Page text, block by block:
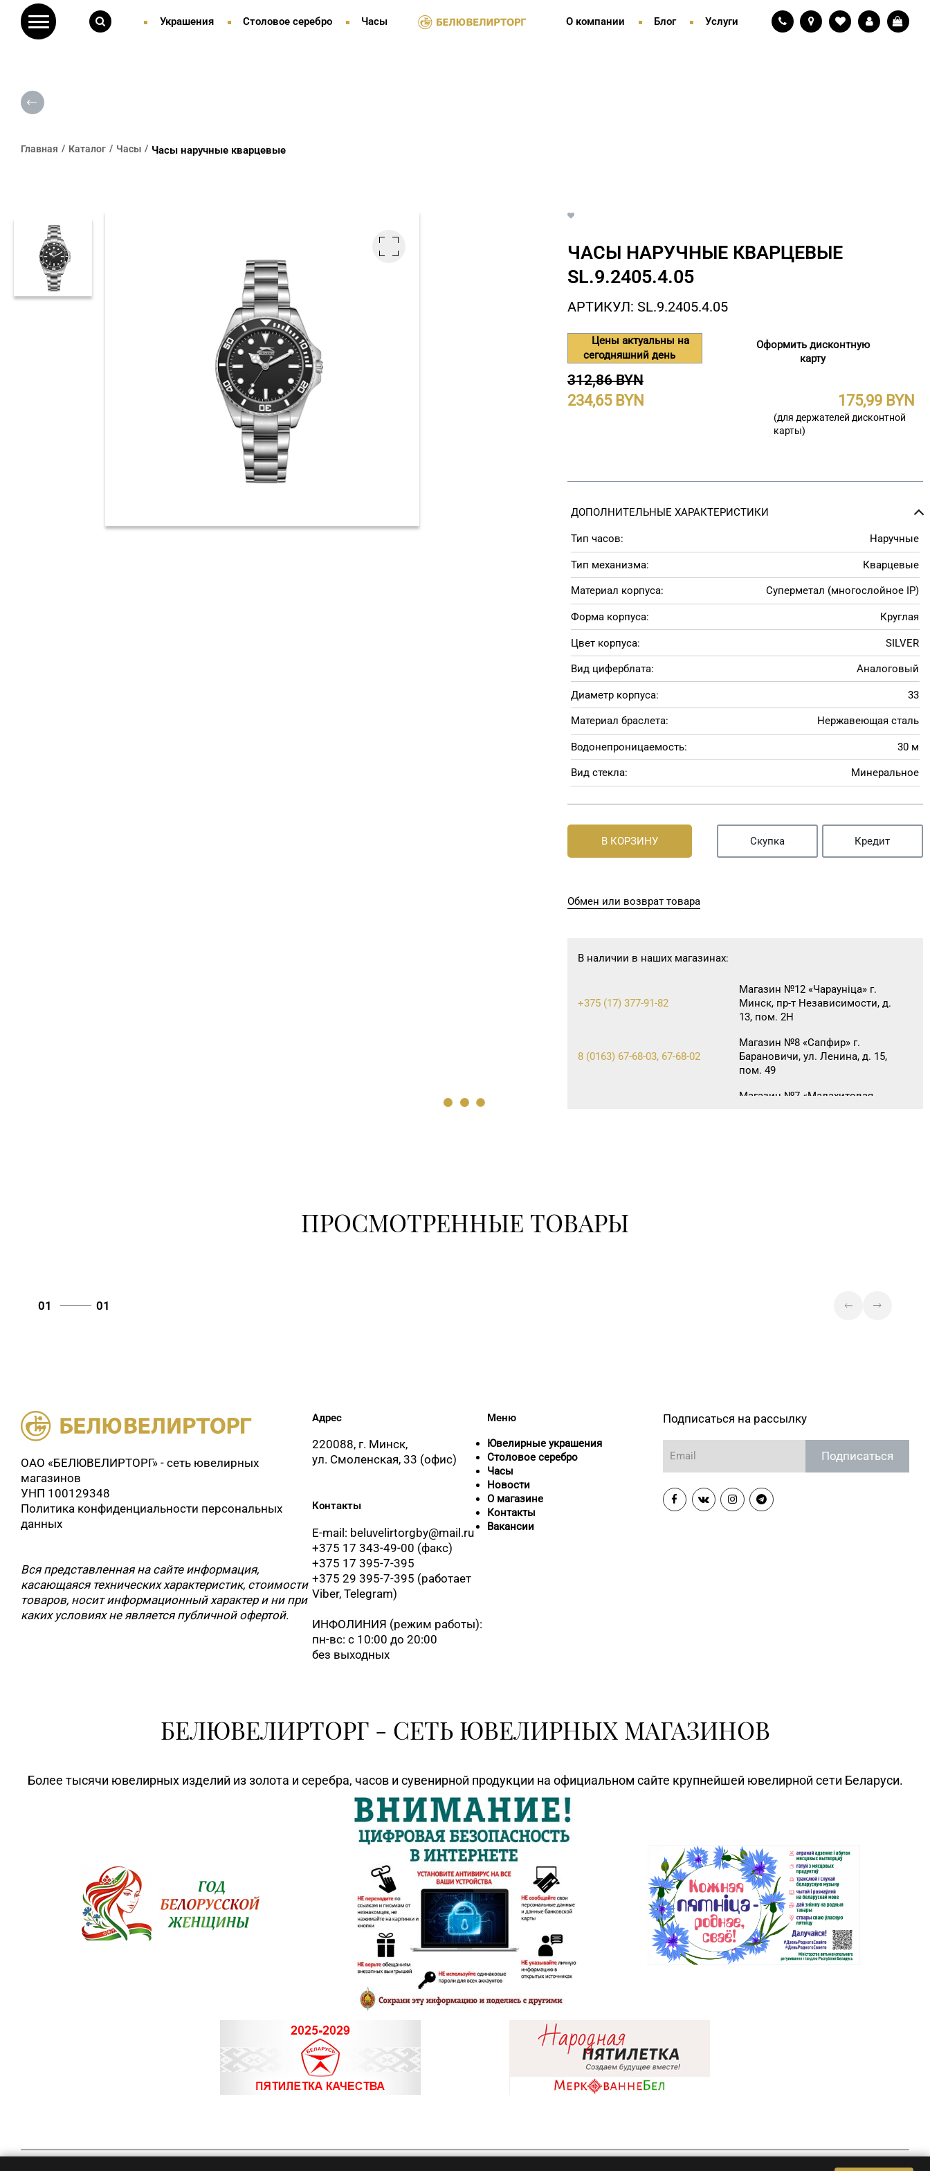
Украшения Столовое серебро Часы О компании Блог Услуги
Главная Каталог Часы Часы наручные кварцевые
ЧАСЫ НАРУЧНЫЕ КВАРЦЕВЫЕ
SL.9.2405.4.05
АРТИКУЛ: SL.9.2405.4.05
Цены актуальны на
сегодняшний день
Оформить дисконтную
карту
312,86 BYN
234,65 175,99
(для держателей дисконтной
карты)
ДОПОЛНИТЕЛЬНЫЕ ХАРАКТЕРИСТИКИ
Тип часов: Наручные
Тип механизма: Кварцевые
Материал корпуса: Суперметал (многослойное IP)
Форма корпуса: Круглая
Цвет корпуса: SILVER
Вид циферблата: Аналоговый
Диаметр корпуса: 33
Материал браслета: Нержавеющая сталь
Водонепроницаемость: 30 м
Вид стекла: Минеральное
В КОРЗИНУ Скупка Кредит
Обмен или возврат товара
В наличии в наших магазинах:
+375 (17) 377-91-82
Магазин №12 «Чараунiца» г.
Минск, пр-т Независимости, д.
13, пом. 2Н
8 (0163) 67-68-03, 67-68-02
Магазин №8 «Сапфир» г.
Барановичи, ул. Ленина, д. 15,
пом. 49
Магазин №7 «Малахитовая
"БЕЛЮВЕЛИРТОРГ" г. Столин,
ПРОСМОТРЕННЫЕ ТОВАРЫ
01 01
ОАО «БЕЛЮВЕЛИРТОРГ» - сеть ювелирных
магазинов
УНП 100129348
Политика конфиденциальности персональных
данных
Вся представленная на сайте информация,
касающаяся технических характеристик, стоимости
товаров, носит информационный характер и ни при
каких условиях не является публичной офертой.
Адрес
220088, г. Минск,
ул. Смоленская, 33 (офис)
Контакты
E-mail: beluvelirtorgby@mail.ru
+375 17 343-49-00 (факс)
+375 17 395-7-395
+375 29 395-7-395 (работает
Viber, Telegram)
ИНФОЛИНИЯ (режим работы):
пн-вс: с 10:00 до 20:00
без выходных
Меню
Ювелирные украшения
Столовое серебро
Часы
Новости
О магазине
Контакты
Вакансии
Подписаться на рассылку
Подписаться
БЕЛЮВЕЛИРТОРГ - СЕТЬ ЮВЕЛИРНЫХ МАГАЗИНОВ
Более тысячи ювелирных изделий из золота и серебра, часов и сувенирной продукции на официальном сайте крупнейшей ювелирной сети Беларуси.